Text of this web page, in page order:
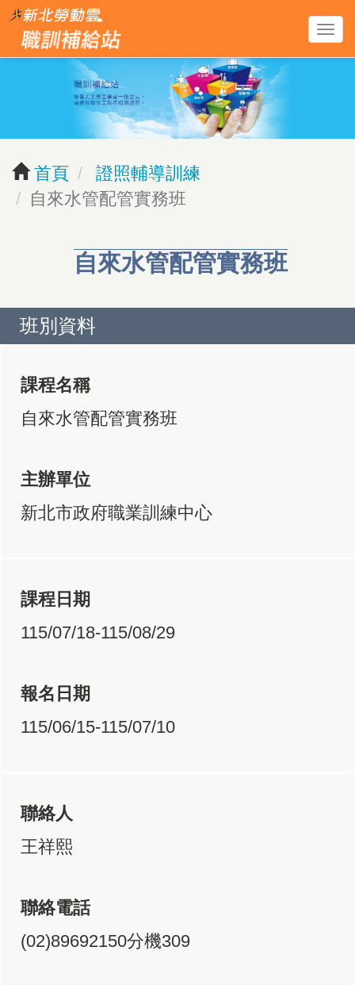
跳
主
容
區
導
覽
關
首頁
證照輔導訓練
自來水管配管實務班
自來水管配管實務班
班別資料
課程名稱
自來水管配管實務班
主辦單位
新北市政府職業訓練中心
課程日期
115/07/18-115/08/29
報名日期
115/06/15-115/07/10
聯絡人
王祥熙
聯絡電話
(02)89692150分機309